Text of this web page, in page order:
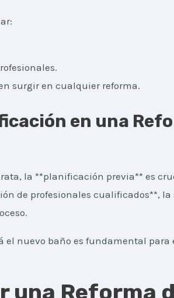
surgir en cualquier reforma.
en una
la **planificación previa** es
de profesionales cualificados**, la
nuevo baño es fundamental para
una Reforma